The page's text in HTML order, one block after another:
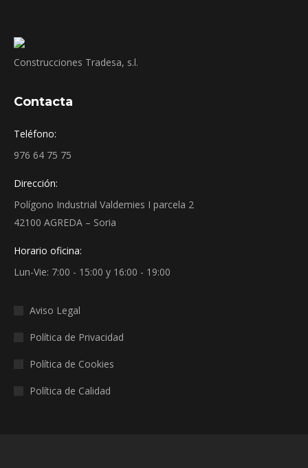
Construcciones Tradesa, s.l.
Contacta
Teléfono:
976 64 75 75
Dirección:
Polígono Industrial Valdemies I parcela 2
42100 AGREDA – Soria
Horario oficina:
Lun-Vie: 7:00 - 15:00 y 16:00 - 19:00
Aviso Legal
Política de Privacidad
Política de Cookies
Política de Calidad